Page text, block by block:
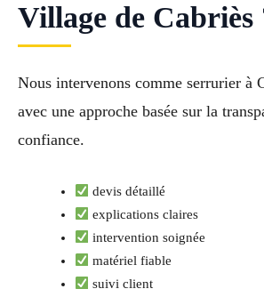
Village de Cabriès
Nous intervenons comme serrurier à
avec une approche basée sur la
confiance.
devis détaillé
explications claires
intervention soignée
matériel fiable
suivi client